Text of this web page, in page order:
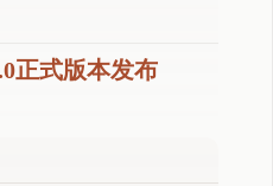
正式版本发布